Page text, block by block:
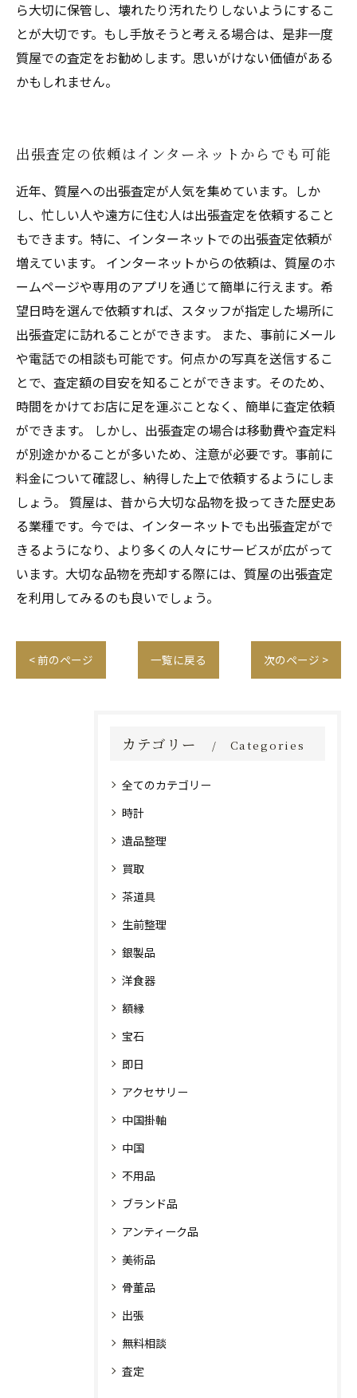
ら大切に保管し、壊れたり汚れたりしないようにするこ
とが大切です。もし手放そうと考える場合は、是非一度
質屋での査定をお勧めします。思いがけない価値がある
かもしれません。
出張査定の依頼はインターネットからでも可能
近年、質屋への出張査定が人気を集めています。しか
し、忙しい人や遠方に住む人は出張査定を依頼すること
もできます。特に、インターネットでの出張査定依頼が
増えています。 インターネットからの依頼は、質屋のホ
ームページや専用のアプリを通じて簡単に行えます。希
望日時を選んで依頼すれば、スタッフが指定した場所に
出張査定に訪れることができます。 また、事前にメール
や電話での相談も可能です。何点かの写真を送信するこ
とで、査定額の目安を知ることができます。そのため、
時間をかけてお店に足を運ぶことなく、簡単に査定依頼
ができます。 しかし、出張査定の場合は移動費や査定料
が別途かかることが多いため、注意が必要です。事前に
料金について確認し、納得した上で依頼するようにしま
しょう。 質屋は、昔から大切な品物を扱ってきた歴史あ
る業種です。今では、インターネットでも出張査定がで
きるようになり、より多くの人々にサービスが広がって
います。大切な品物を売却する際には、質屋の出張査定
を利用してみるのも良いでしょう。
< 前のページ 一覧に戻る 次のページ >
カテゴリー Categories
全てのカテゴリー
時計
遺品整理
買取
茶道具
生前整理
銀製品
洋食器
額縁
宝石
即日
アクセサリー
中国掛軸
中国
不用品
ブランド品
アンティーク品
美術品
骨董品
出張
無料相談
査定